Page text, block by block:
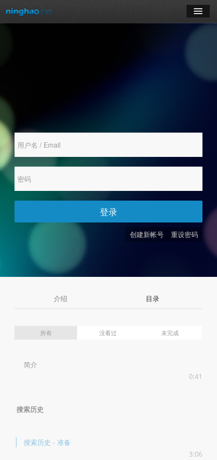
创建新帐号 重设密码
登录
介绍 目录
所有 没看过 未完成
简介
0:41
搜索历史
搜索历史 - 准备
3:06